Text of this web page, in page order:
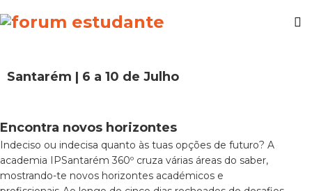
Santarém | 6 a 10 de Julho
Encontra novos horizontes
Indeciso ou indecisa quanto às tuas opções de futuro? A
academia IPSantarém 360º cruza várias áreas do saber,
mostrando-te novos horizontes académicos e